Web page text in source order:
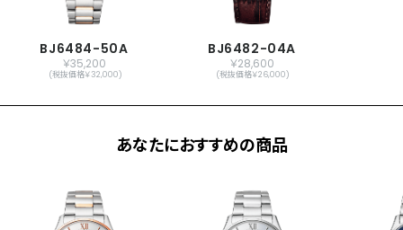
BJ6484-50A
￥35,200
(税抜価格￥32,000)
BJ6482-04A
￥28,600
(税抜価格￥26,000)
あなたにおすすめの商品